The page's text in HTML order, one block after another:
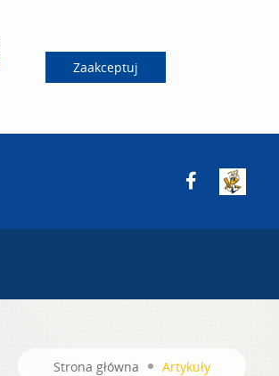
Zaakceptuj
Strona główna Artykuły